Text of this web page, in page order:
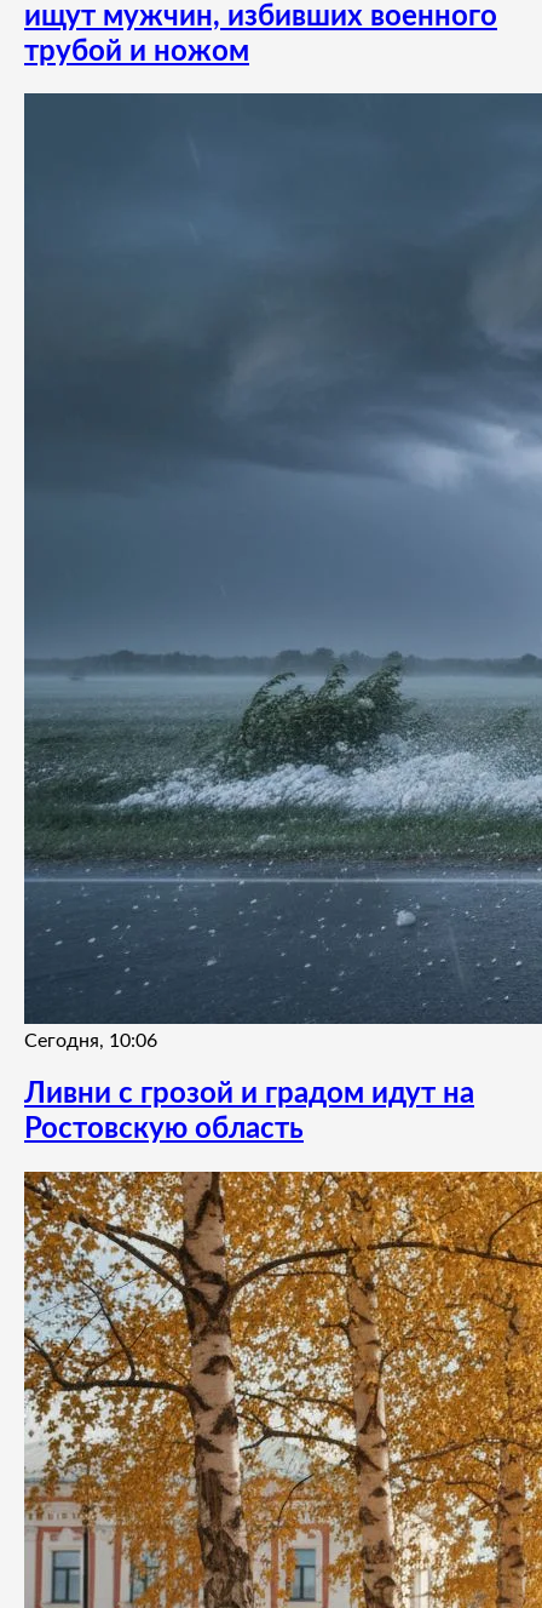
ищут мужчин, избивших военного
трубой и ножом
Сегодня, 10:06
Ливни с грозой и градом идут на
Ростовскую область